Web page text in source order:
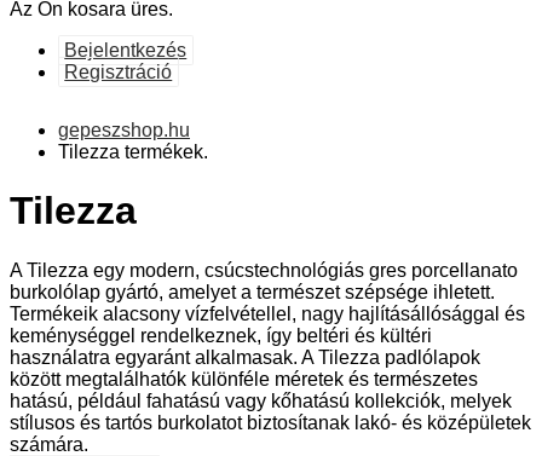
Az Ön kosara üres.
Bejelentkezés
Regisztráció
gepeszshop.hu
Tilezza termékek.
Tilezza
A Tilezza egy modern, csúcstechnológiás gres porcellanato
burkolólap gyártó, amelyet a természet szépsége ihletett.
Termékeik alacsony vízfelvétellel, nagy hajlításállósággal és
keménységgel rendelkeznek, így beltéri és kültéri
használatra egyaránt alkalmasak. A Tilezza padlólapok
között megtalálhatók különféle méretek és természetes
hatású, például fahatású vagy kőhatású kollekciók, melyek
stílusos és tartós burkolatot biztosítanak lakó- és középületek
számára.